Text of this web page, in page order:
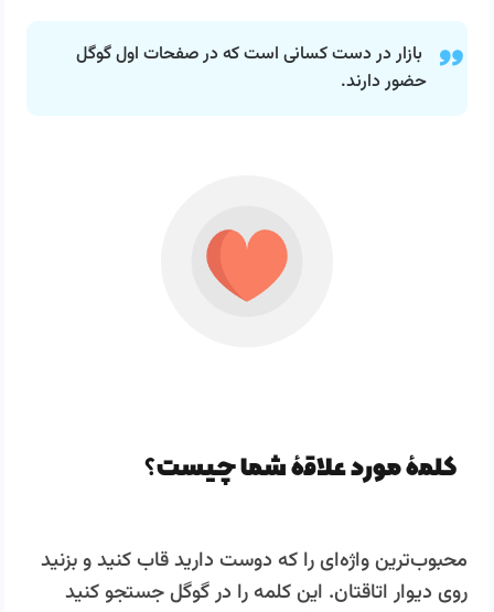
بازار در دست کسانی است که در صفحات اول گوگل
حضور دارند.
کلمۀ مورد علاقۀ شما چیست؟
محبوب‌ترین واژه‌ای را که دوست دارید قاب کنید و بزنید
روی دیوار اتاقتان. این کلمه را در گوگل جستجو کنید